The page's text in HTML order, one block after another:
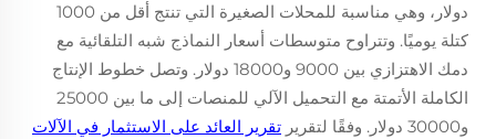
دولار، وهي مناسبة للمحلات الصغيرة التي تنتج أقل من 1000
كتلة يوميًا. وتتراوح متوسطات أسعار النماذج شبه التلقائية مع
دمك الاهتزازي بين 9000 و18000 دولار. وتصل خطوط الإنتاج
الكاملة الأتمتة مع التحميل الآلي للمنصات إلى ما بين 25000
و30000 دولار. وفقًا لتقرير
تقرير العائد على الاستثمار في الآلات